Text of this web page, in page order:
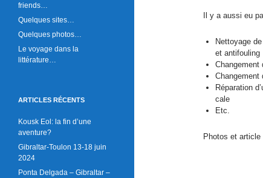
Il y a aussi eu
Nettoyage
et antifouling
Changement
Changement
Réparation
cale
Etc.
Photos et
friends…
Quelques sites…
Quelques photos…
Le voyage dans la
littérature…
ARTICLES RÉCENTS
Kousk Eol: la fin d’une
aventure?
Gibraltar-Toulon 13-18 juin
2024
Ponta Delgada – Gibraltar –